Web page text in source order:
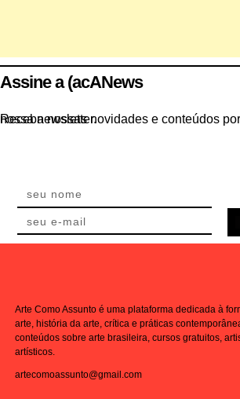
Assine a (acANews
Receba nossas novidades e conteúdos por e-mail. Assine nossa newsletter.
Arte Como Assunto é uma plataforma dedicada à
arte, história da arte, crítica e práticas
conteúdos sobre arte brasileira, cursos gratuitos,
artísticos.
artecomoassunto@gmail.com